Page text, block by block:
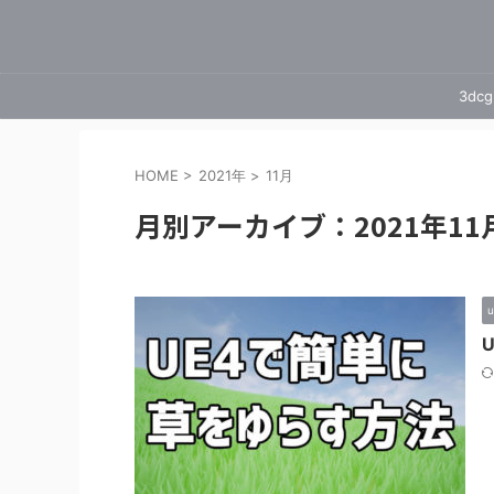
3dcg
HOME > 2021年 > 11月
月別アーカイブ：2021年11